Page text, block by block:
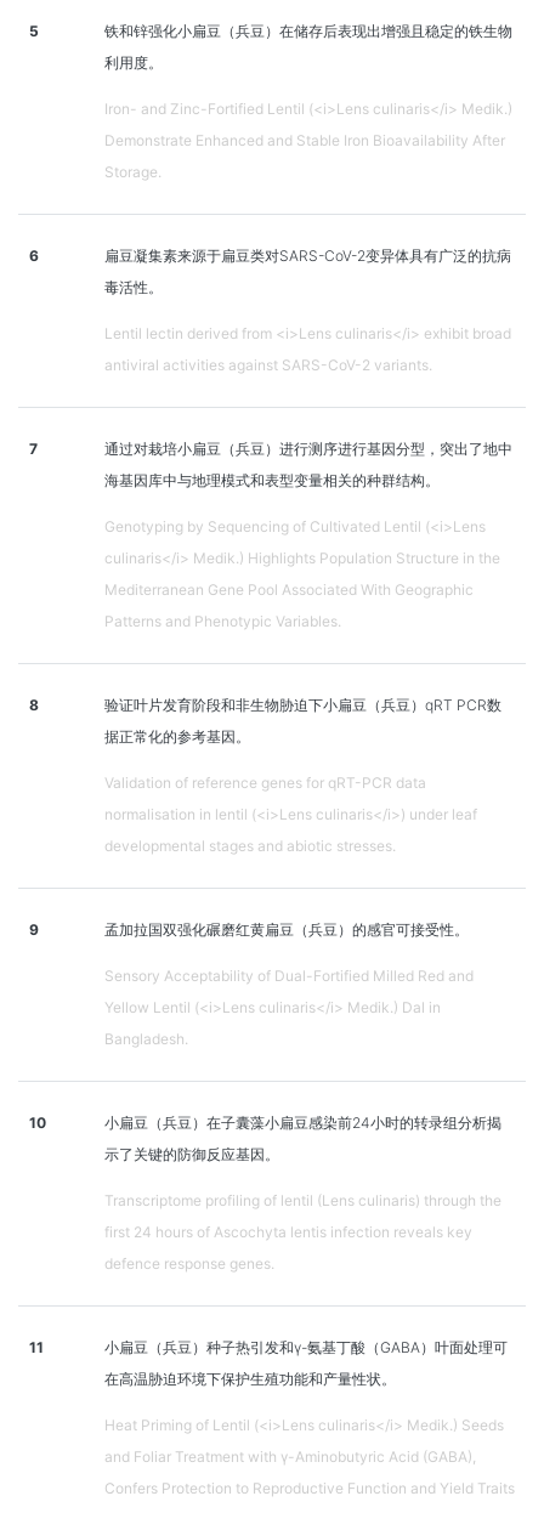
5
铁和锌强化小扁豆（兵豆）在储存后表现出增强且稳定的铁生物
利用度。
Iron- and Zinc-Fortified Lentil (<i>Lens culinaris</i> Medik.)
Demonstrate Enhanced and Stable Iron Bioavailability After
Storage.
6
扁豆凝集素来源于扁豆类对SARS-CoV-2变异体具有广泛的抗病
毒活性。
Lentil lectin derived from <i>Lens culinaris</i> exhibit broad
antiviral activities against SARS-CoV-2 variants.
7
通过对栽培小扁豆（兵豆）进行测序进行基因分型，突出了地中
海基因库中与地理模式和表型变量相关的种群结构。
Genotyping by Sequencing of Cultivated Lentil (<i>Lens
culinaris</i> Medik.) Highlights Population Structure in the
Mediterranean Gene Pool Associated With Geographic
Patterns and Phenotypic Variables.
8
验证叶片发育阶段和非生物胁迫下小扁豆（兵豆）qRT PCR数
据正常化的参考基因。
Validation of reference genes for qRT-PCR data
normalisation in lentil (<i>Lens culinaris</i>) under leaf
developmental stages and abiotic stresses.
9 孟加拉国双强化碾磨红黄扁豆（兵豆）的感官可接受性。
Sensory Acceptability of Dual-Fortified Milled Red and
Yellow Lentil (<i>Lens culinaris</i> Medik.) Dal in
Bangladesh.
10
小扁豆（兵豆）在子囊藻小扁豆感染前24小时的转录组分析揭
示了关键的防御反应基因。
Transcriptome profiling of lentil (Lens culinaris) through the
first 24 hours of Ascochyta lentis infection reveals key
defence response genes.
11
小扁豆（兵豆）种子热引发和γ-氨基丁酸（GABA）叶面处理可
在高温胁迫环境下保护生殖功能和产量性状。
Heat Priming of Lentil (<i>Lens culinaris</i> Medik.) Seeds
and Foliar Treatment with γ-Aminobutyric Acid (GABA),
Confers Protection to Reproductive Function and Yield Traits